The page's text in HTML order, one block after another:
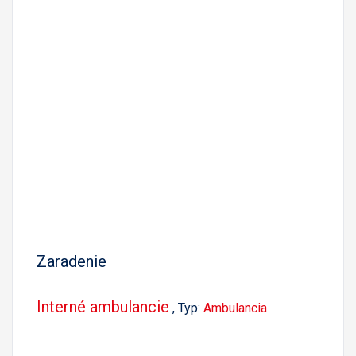
Zaradenie
Interné ambulancie , Typ: Ambulancia